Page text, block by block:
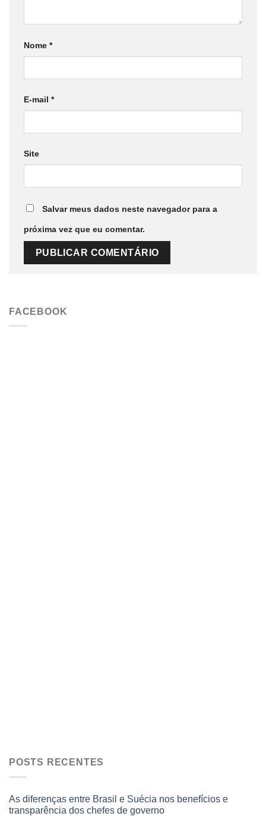
Nome *
E-mail *
Site
Salvar meus dados neste navegador para a
próxima vez que eu comentar.
FACEBOOK
POSTS RECENTES
As diferenças entre Brasil e Suécia nos benefícios e
transparência dos chefes de governo